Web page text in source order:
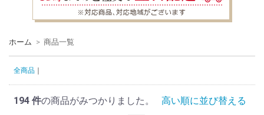
ホーム 商品一覧
全商品
194 件の商品がみつかりました。 高い順に並び替える